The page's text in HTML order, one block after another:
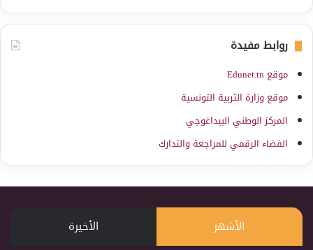
روابط مفيدة
موقع Edunet.tn
موقع وزارة التربية التونسية
المركز الوطني البيداغوجي
الفضاء الرقمي للمراجعة والتدارك
الأشهر الأخيرة